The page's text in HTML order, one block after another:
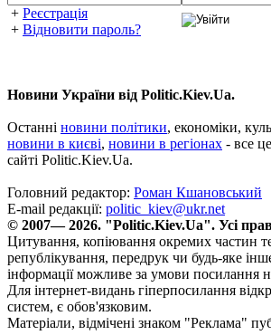
+ Реєстрація
+ Відновити пароль?
Новини України від Politic.Kiev.Ua.
Останні новини політики, економіки,
новини в києві, новини в регіонах - все
сайті Politic.Kiev.Ua.
Головний редактор: Роман Кшановський
E-mail редакції: politic_kiev@ukr.net
© 2007— 2026. "Politic.Kiev.Ua". Усі
Цитування, копіювання окремих частин
републікування, передрук чи будь-яке
інформації можливе за умови посилання
Для інтернет-видань гіперпосилання
систем, є обов'язковим.
Матеріали, відмічені знаком "Реклама"